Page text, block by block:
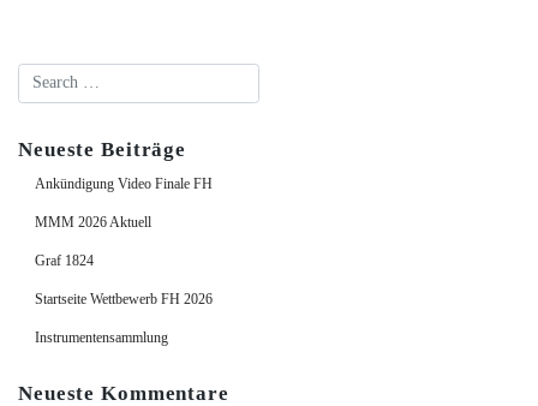
Neueste Beiträge
Ankündigung Video Finale FH
MMM 2026 Aktuell
Graf 1824
Startseite Wettbewerb FH 2026
Instrumentensammlung
Neueste Kommentare